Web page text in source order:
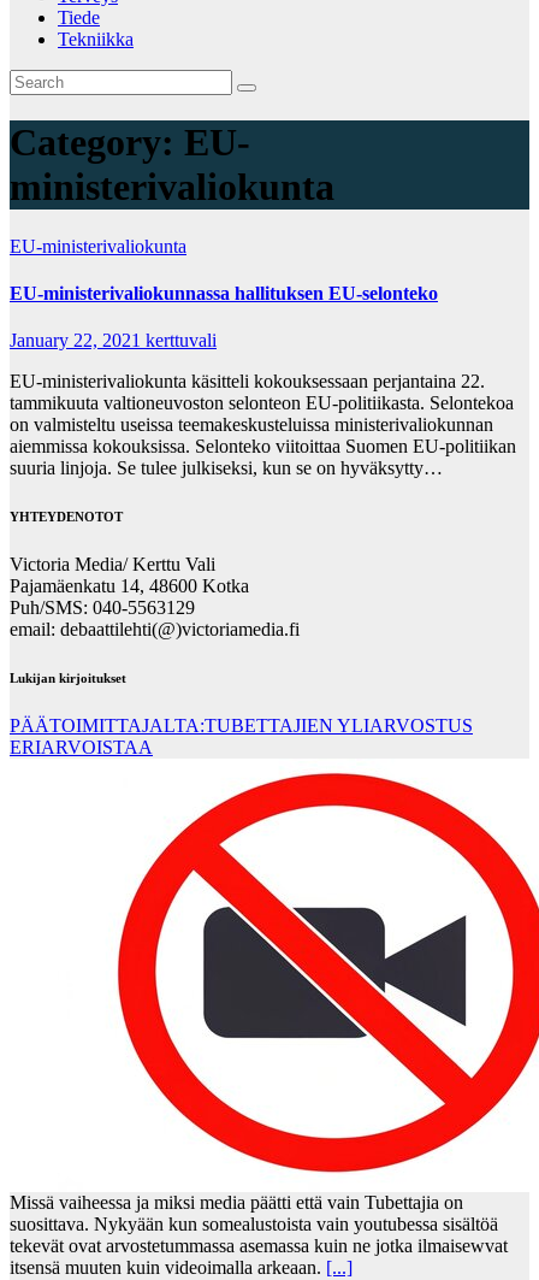
Tiede
Tekniikka
Category: EU-
ministerivaliokunta
EU-ministerivaliokunta
EU-ministerivaliokunnassa hallituksen EU-selonteko
January 22, 2021 kerttuvali
EU-ministerivaliokunta käsitteli kokouksessaan perjantaina 22.
tammikuuta valtioneuvoston selonteon EU-politiikasta. Selontekoa
on valmisteltu useissa teemakeskusteluissa ministerivaliokunnan
aiemmissa kokouksissa. Selonteko viitoittaa Suomen EU-politiikan
suuria linjoja. Se tulee julkiseksi, kun se on hyväksytty…
YHTEYDENOTOT
Victoria Media/ Kerttu Vali
Pajamäenkatu 14, 48600 Kotka
Puh/SMS: 040-5563129
email: debaattilehti(@)victoriamedia.fi
Lukijan kirjoitukset
PÄÄTOIMITTAJALTA:TUBETTAJIEN YLIARVOSTUS
ERIARVOISTAA
Missä vaiheessa ja miksi media päätti että vain Tubettajia on
suosittava. Nykyään kun somealustoista vain youtubessa sisältöä
tekevät ovat arvostetummassa asemassa kuin ne jotka ilmaisewvat
itsensä muuten kuin videoimalla arkeaan. [...]